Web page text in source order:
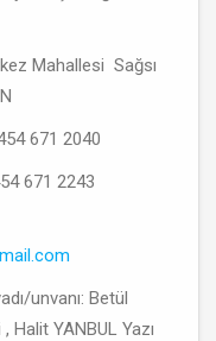
Mahallesi Sağsı
671 2040
671 2243
unvanı: Betül
Halit YANBUL Yazı